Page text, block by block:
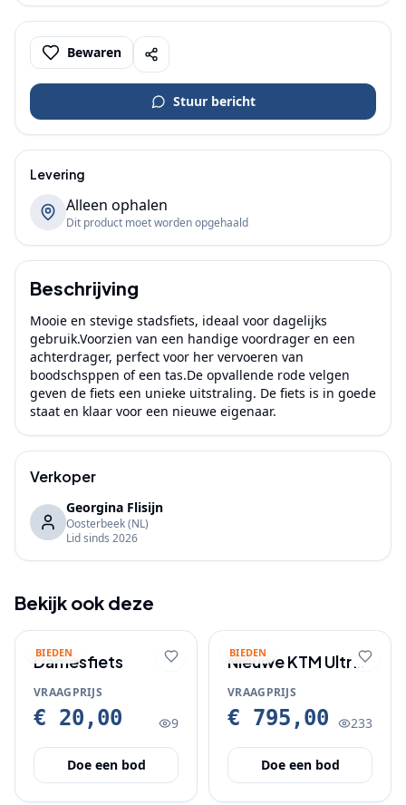
Bewaren
Stuur bericht
Levering
Alleen ophalen
Dit product moet worden opgehaald
Beschrijving
Mooie en stevige stadsfiets, ideaal voor dagelijks
gebruik.Voorzien van een handige voordrager en een
achterdrager, perfect voor her vervoeren van
boodschsppen of een tas.De opvallende rode velgen
geven de fiets een unieke uitstraling. De fiets is in goede
staat en klaar voor een nieuwe eigenaar.
Verkoper
Georgina Flisijn
Oosterbeek(NL)
Lid sinds 2026
Bekijk ook deze
BIEDEN
Damesfiets
VRAAGPRIJS
€ 20,00 9
Doe een bod
BIEDEN
Nieuwe KTM Ultra
Fun 29 inch
Mountainbike -
VRAAGPRIJS
€ 795,00 233
Doe een bod